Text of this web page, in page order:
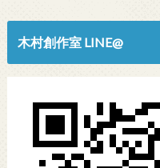
木村創作室 LINE@